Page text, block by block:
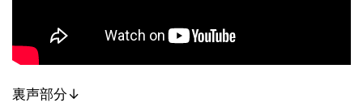
裏声部分↓